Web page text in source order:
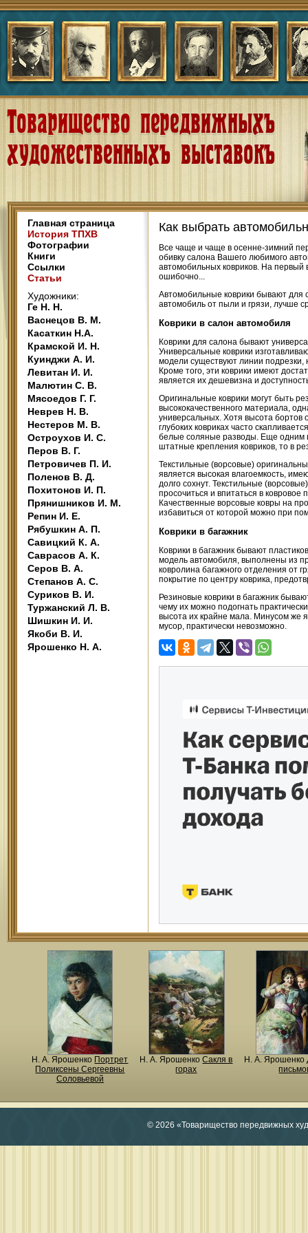
Главная страница
История ТПХВ
Фотографии
Книги
Ссылки
Статьи
Художники:
Ге Н. Н.
Васнецов В. М.
Касаткин Н.А.
Крамской И. Н.
Куинджи А. И.
Левитан И. И.
Малютин С. В.
Мясоедов Г. Г.
Неврев Н. В.
Нестеров М. В.
Остроухов И. С.
Перов В. Г.
Петровичев П. И.
Поленов В. Д.
Похитонов И. П.
Прянишников И. М.
Репин И. Е.
Рябушкин А. П.
Савицкий К. А.
Саврасов А. К.
Серов В. А.
Степанов А. С.
Суриков В. И.
Туржанский Л. В.
Шишкин И. И.
Якоби В. И.
Ярошенко Н. А.
Как выбрать
Все чаще и чаще в осенне-зимний
обивку салона Вашего любимого
автомобильных ковриков. На первый
ошибочно...
Автомобильные коврики бывают для
автомобиль от пыли и грязи, лучше
Коврики в салон автомобиля
Коврики для салона бывают
Универсальные коврики
модели существуют линии подрезки,
Кроме того, эти коврики имеют
является их дешевизна и
Оригинальные коврики могут быть
высококачественного материала,
универсальных. Хотя высота бортов
глубоких ковриках часто
белые соляные разводы. Еще одним
штатные крепления ковриков, то в
Текстильные (ворсовые)
является высокая влагоемкость,
долго сохнут. Текстильные
просочиться и впитаться в
Качественные ворсовые ковры на
избавиться от которой можно при
Коврики в багажник
Коврики в багажник бывают
модель автомобиля, выполнены из
ковролина багажного отделения от
покрытие по центру коврика,
Резиновые коврики в багажник
чему их можно подогнать
высота их крайне мала. Минусом же
мусор, практически невозможно.
Н. A. Ярошенко Портрет
Поликсены Сергеевны
Соловьевой
Н. A. ЯрошенкоСакля в
горах
Н. A. Ярошенко
© 2026 «Товарищество передвижных